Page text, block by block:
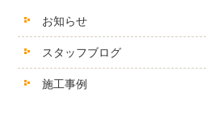
お知らせ
スタッフブログ
施工事例